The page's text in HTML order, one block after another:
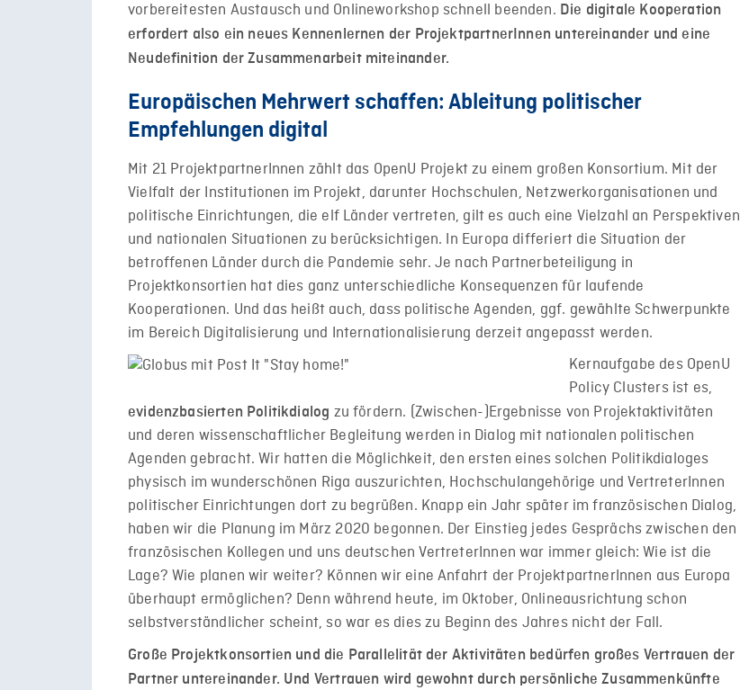
vorbereitesten Austausch und Onlineworkshop schnell beenden. Die digitale Kooperation
erfordert also ein neues Kennenlernen der ProjektpartnerInnen untereinander und eine
Neudefinition der Zusammenarbeit miteinander.
Europäischen Mehrwert schaffen: Ableitung politischer
Empfehlungen digital
Mit 21 ProjektpartnerInnen zählt das OpenU Projekt zu einem großen Konsortium. Mit der
Vielfalt der Institutionen im Projekt, darunter Hochschulen, Netzwerkorganisationen und
politische Einrichtungen, die elf Länder vertreten, gilt es auch eine Vielzahl an Perspektiven
und nationalen Situationen zu berücksichtigen. In Europa differiert die Situation der
betroffenen Länder durch die Pandemie sehr. Je nach Partnerbeteiligung in
Projektkonsortien hat dies ganz unterschiedliche Konsequenzen für laufende
Kooperationen. Und das heißt auch, dass politische Agenden, ggf. gewählte Schwerpunkte
im Bereich Digitalisierung und Internationalisierung derzeit angepasst werden.
Kernaufgabe des OpenU
Policy Clusters ist es,
evidenzbasierten Politikdialog zu fördern. (Zwischen-)Ergebnisse von Projektaktivitäten
und deren wissenschaftlicher Begleitung werden in Dialog mit nationalen politischen
Agenden gebracht. Wir hatten die Möglichkeit, den ersten eines solchen Politikdialoges
physisch im wunderschönen Riga auszurichten, Hochschulangehörige und VertreterInnen
politischer Einrichtungen dort zu begrüßen. Knapp ein Jahr später im französischen Dialog,
haben wir die Planung im März 2020 begonnen. Der Einstieg jedes Gesprächs zwischen den
französischen Kollegen und uns deutschen VertreterInnen war immer gleich: Wie ist die
Lage? Wie planen wir weiter? Können wir eine Anfahrt der ProjektpartnerInnen aus Europa
überhaupt ermöglichen? Denn während heute, im Oktober, Onlineausrichtung schon
selbstverständlicher scheint, so war es dies zu Beginn des Jahres nicht der Fall.
Große Projektkonsortien und die Parallelität der Aktivitäten bedürfen großes Vertrauen der
Partner untereinander. Und Vertrauen wird gewohnt durch persönliche Zusammenkünfte